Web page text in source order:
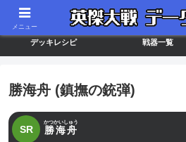
最新バージョン情報 武将ランキング
デッキレシピ 戦器一覧
勝海舟 (鎮撫の銃弾)
SR 勝海舟
かつかいしゅう
メニュー